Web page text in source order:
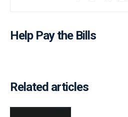
Help Pay the Bills
Related articles